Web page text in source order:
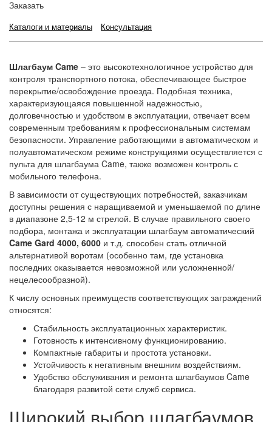
Заказать
Каталоги и материалы Консультация
Шлагбаум Came – это высокотехнологичное устройство для
контроля транспортного потока, обеспечивающее быстрое
перекрытие/освобождение проезда. Подобная техника,
характеризующаяся повышенной надежностью,
долговечностью и удобством в эксплуатации, отвечает всем
современным требованиям к профессиональным системам
безопасности. Управление работающими в автоматическом и
полуавтоматическом режиме конструкциями осуществляется с
пульта для шлагбаума Came, также возможен контроль с
мобильного телефона.
В зависимости от существующих потребностей, заказчикам
доступны решения с наращиваемой и уменьшаемой по длине
в диапазоне 2,5-12 м стрелой. В случае правильного своего
подбора, монтажа и эксплуатации шлагбаум автоматический
Came Gard 4000, 6000 и т.д. способен стать отличной
альтернативой воротам (особенно там, где установка
последних оказывается невозможной или усложненной/
нецелесообразной).
К числу основных преимуществ соответствующих заграждений
относятся:
Стабильность эксплуатационных характеристик.
Готовность к интенсивному функционированию.
Компактные габариты и простота установки.
Устойчивость к негативным внешним воздействиям.
Удобство обслуживания и ремонта шлагбаумов Came
благодаря развитой сети служб сервиса.